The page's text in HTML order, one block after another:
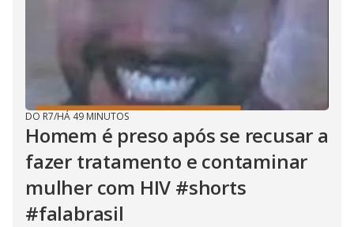
DO R7/HÁ 49 MINUTOS
Homem é preso após se recusar a
fazer tratamento e contaminar
mulher com HIV #shorts
#falabrasil